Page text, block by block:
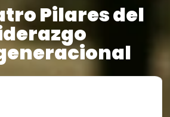
Pilares del